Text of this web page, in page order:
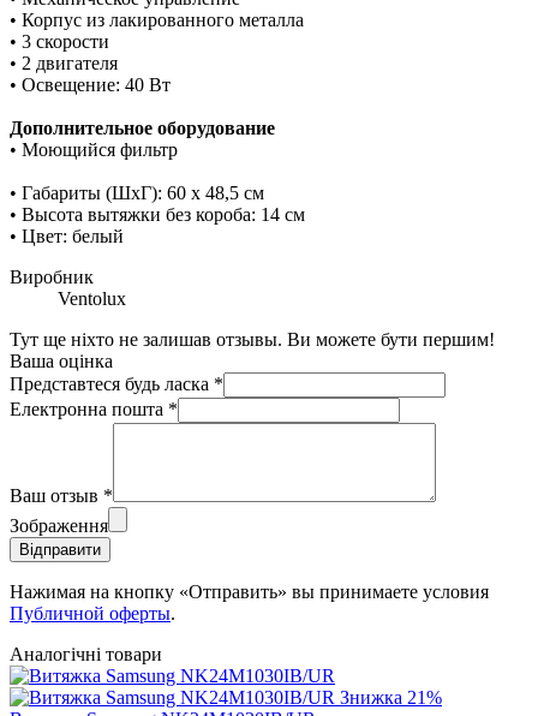
• Корпус из лакированного металла
• 3 скорости
• 2 двигателя
• Освещение: 40 Вт
Дополнительное оборудование
• Моющийся фильтр
• Габариты (ШхГ): 60 х 48,5 см
• Высота вытяжки без короба: 14 см
• Цвет: белый
Виробник
Ventolux
Тут ще ніхто не залишав отзывы. Ви можете бути першим!
Ваша оцінка
Представтеся будь ласка *
Електронна пошта *
Ваш отзыв *
Зображення
Відправити
Нажимая на кнопку «Отправить» вы принимаете условия
Публичной оферты.
Аналогічні товари
Знижка 21%